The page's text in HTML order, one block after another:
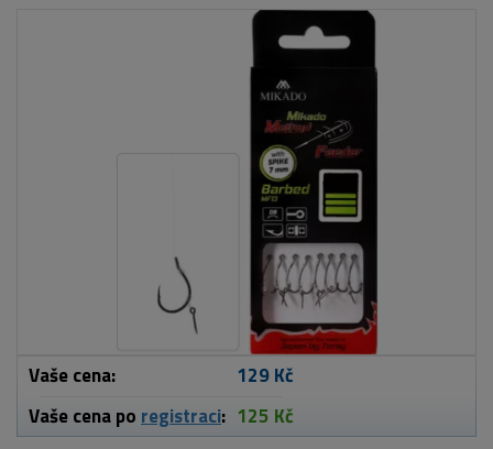
Vaše cena:
129 Kč
Vaše cena po registraci: 125 Kč